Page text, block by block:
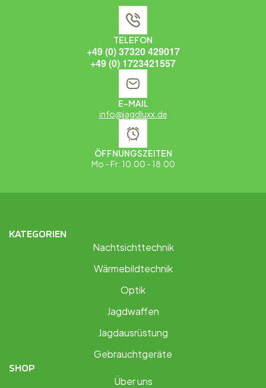
TELEFON
+49 (0) 37320 429017
+49 (0) 1723421557
E-MAIL
info@jagdluxx.de
ÖFFNUNGSZEITEN
Mo - Fr: 10.00 - 18.00
KATEGORIEN
Nachtsichttechnik
Wärmebildtechnik
Optik
Jagdwaffen
Jagdausrüstung
Gebrauchtgeräte
SHOP
Über uns